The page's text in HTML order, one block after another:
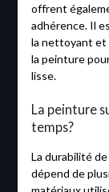
offrent
adhérence. Il
la nettoyant et
la peinture
lisse.
La peinture
temps?
La durabilité
dépend de